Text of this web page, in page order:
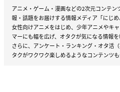
アニメ・ゲーム・漫画などの2次元コンテ
報・話題をお届けする情報メディア「にじめ
女性向けアニメをはじめ、少年アニメやキ
マーにも幅を広げ、オタクが気になる情報を
さらに、アンケート・ランキング・オタ活
タクがワクワク楽しめるようなコンテンツも